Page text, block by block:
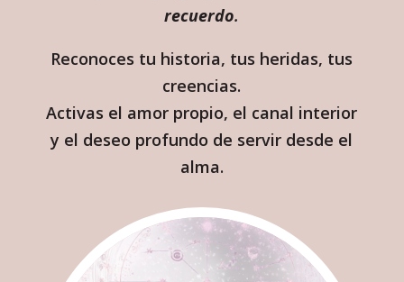
recuerdo.
Reconoces tu historia, tus heridas, tus
creencias.
Activas el amor propio, el canal interior
y el deseo profundo de servir desde el
alma.